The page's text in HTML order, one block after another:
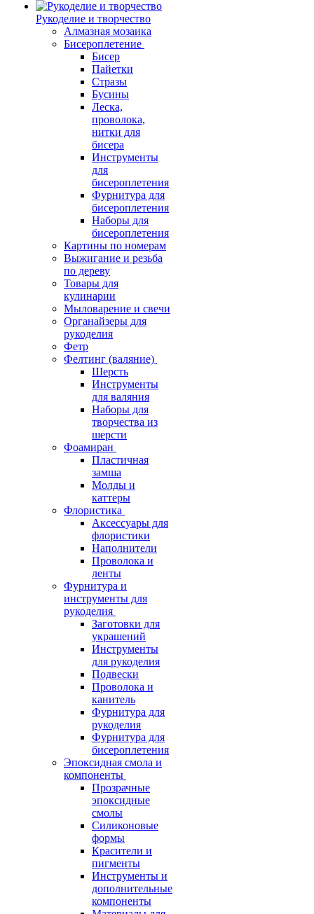
Рукоделие и творчество
Алмазная мозаика
Бисероплетение
Бисер
Пайетки
Стразы
Бусины
Леска,
проволока,
нитки для
бисера
Инструменты
для
бисероплетения
Фурнитура для
бисероплетения
Наборы для
бисероплетения
Картины по номерам
Выжигание и резьба
по дереву
Товары для
кулинарии
Мыловарение и свечи
Органайзеры для
рукоделия
Фетр
Фелтинг (валяние)
Шерсть
Инструменты
для валяния
Наборы для
творчества из
шерсти
Фоамиран
Пластичная
замша
Молды и
каттеры
Флористика
Аксессуары для
флористики
Наполнители
Проволока и
ленты
Фурнитура и
инструменты для
рукоделия
Заготовки для
украшений
Инструменты
для рукоделия
Подвески
Проволока и
канитель
Фурнитура для
рукоделия
Фурнитура для
бисероплетения
Эпоксидная смола и
компоненты
Прозрачные
эпоксидные
смолы
Силиконовые
формы
Красители и
пигменты
Инструменты и
дополнительные
компоненты